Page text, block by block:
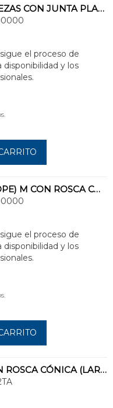
UNIÓN TRES PIEZAS CON JUNTA PLANA HH 1
el proceso de
disponibilidad y los
TAPÓN (CON TOPE) M CON ROSCA CÓNICA 1/2
el proceso de
disponibilidad y los
MANGUITO CON ROSCA CÓNICA (LARGO) 302 TA - 12-3/8